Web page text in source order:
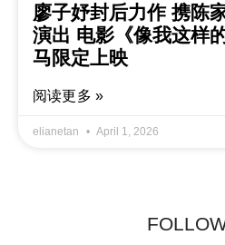
廖子妤封后力作 携陈
演出 电影《像我这样
马限定上映
阅读更多 »
elianetan April 1, 2026